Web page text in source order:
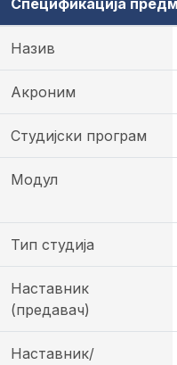
Спецификација
Назив
Акроним
Студијски програм
Модул
Тип студија
Наставник
(предавач)
Наставник/